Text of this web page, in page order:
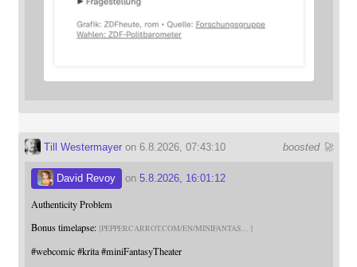
boosted 🚀
Till Westermayeron 6.8.2026, 07:43:10
David Revoy on 5.8.2026, 16:01:12
Authenticity Problem
Bonus timelapse: PEPPERCARROT.COM/EN/MINIFANTAS
#webcomic #krita #miniFantasyTheater